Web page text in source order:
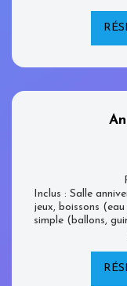
Inclus : Salle
jeux, boissons
simple (ballons,